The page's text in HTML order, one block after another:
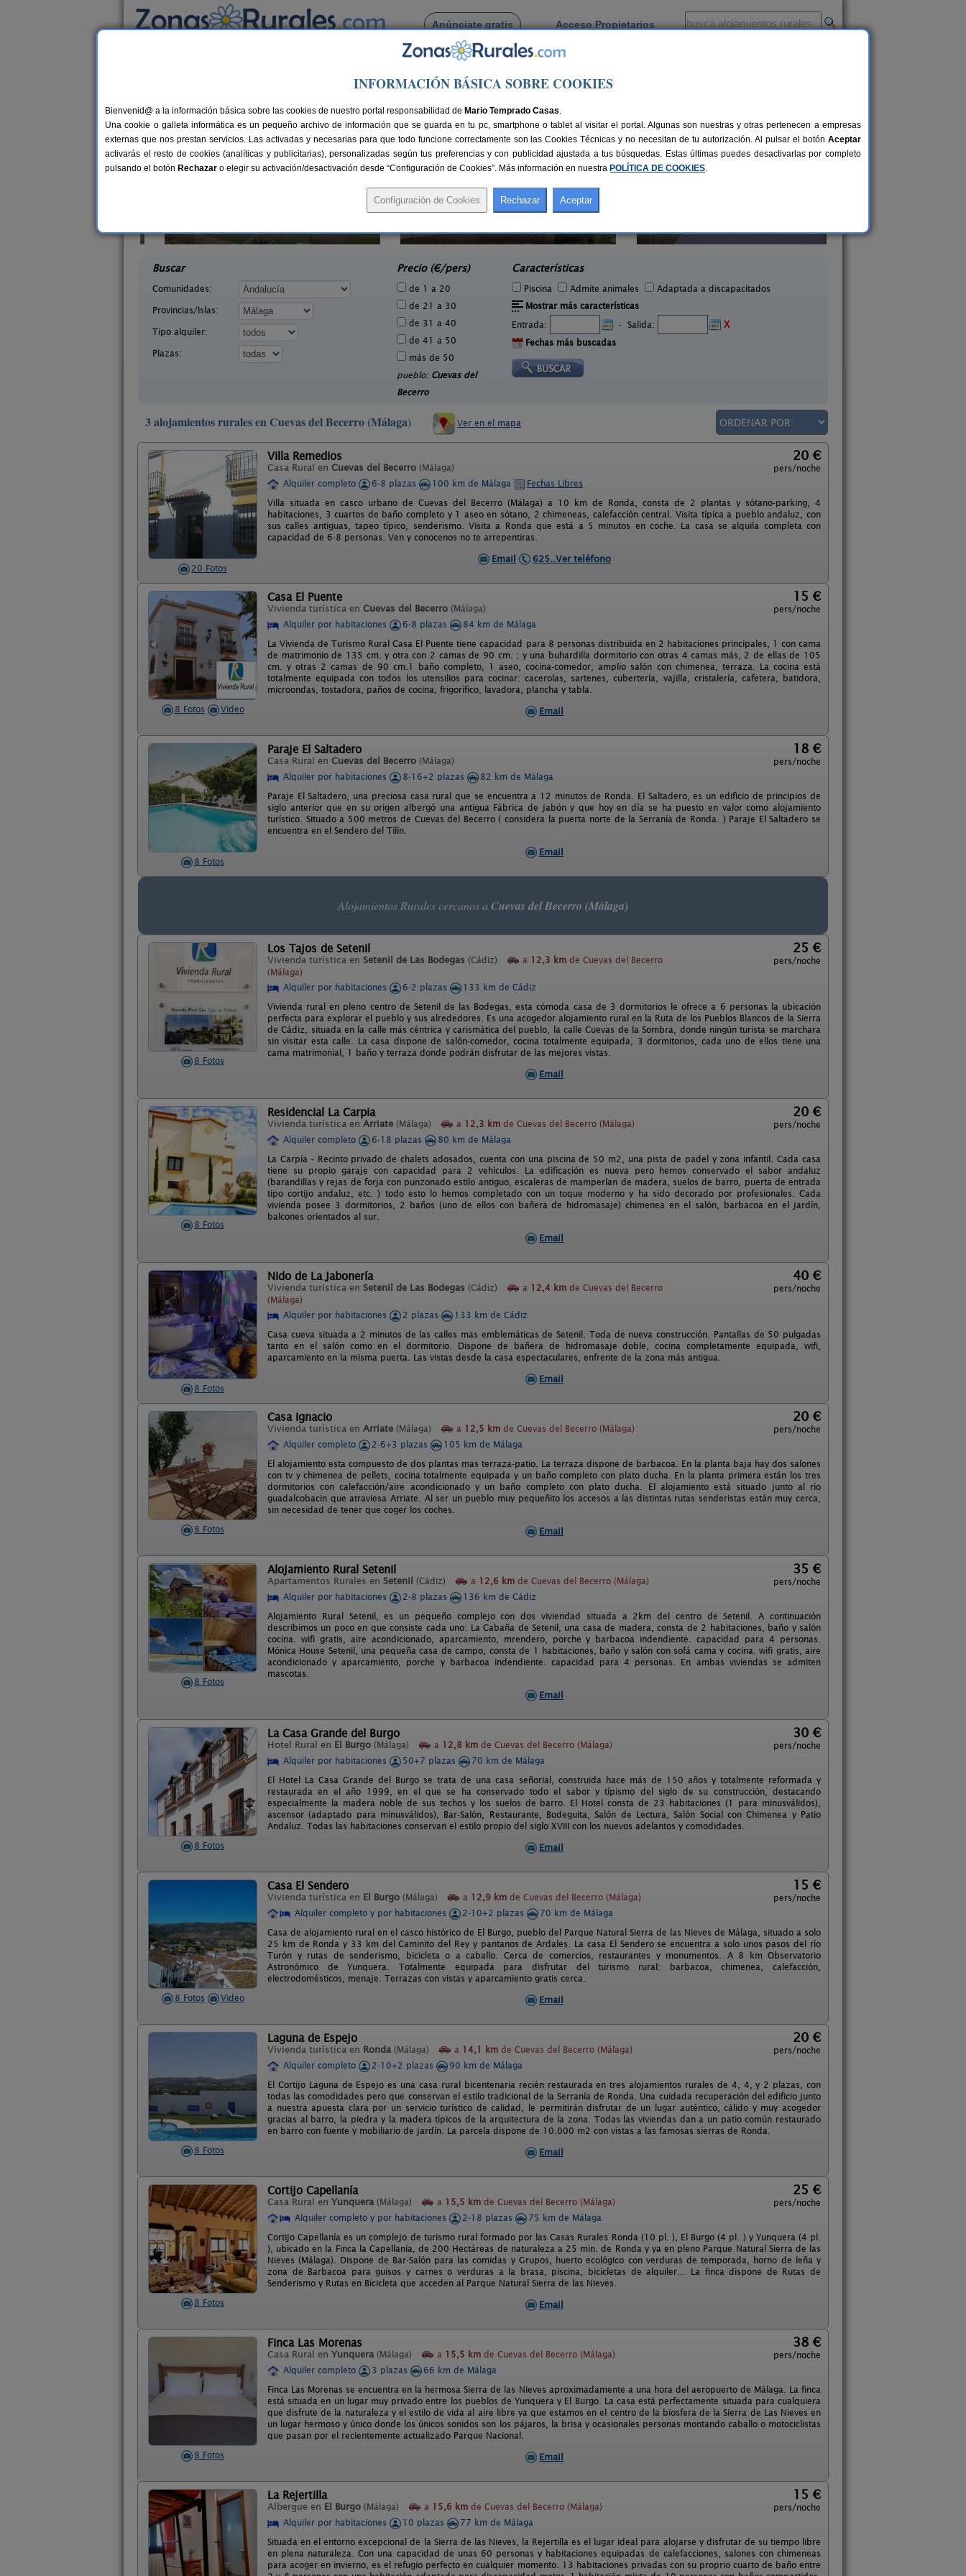
Anúnciate gratis Acceso Propietarios
Busca por pueblo
> Cuevas del Becerro
Casas Rurales en Cuevas del Becerro
Casa Algarrobo
Buscar
Comunidades:
Provincias/Islas:
Tipo alquiler:
Plazas:
Precio (€/pers)
de 1 a 20
de 21 a 30
de 31 a 40
de 41 a 50
más de 50
pueblo: Cuevas del
Becerro
Características
Piscina Admite animales
Adaptada a discapacitados
Mostrar más características
Entrada:
- Salida:
X
Fechas más buscadas
3 alojamientos rurales en Cuevas del Becerro (Málaga) Ver en el mapa
20 Fotos
Villa Remedios
Casa Rural en Cuevas del Becerro (Málaga)
20 €
pers/noche
Alquiler completo
6-8 plazas 100 km de Málaga
Fechas Libres
Villa situada en casco urbano de Cuevas del Becerro (Málaga) a 10 km de Ronda, consta de 2 plantas y sótano-parking, 4
habitaciones, 3 cuartos de baño completo y 1 aseo en sótano, 2 chimeneas, calefacción central. Visita típica a pueblo andaluz, con
sus calles antiguas, tapeo típico, senderismo. Visita a Ronda que está a 5 minutos en coche. La casa se alquila completa con
capacidad de 6-8 personas. Ven y conocenos no te arrepentiras.
Email
625..Ver teléfono
8 Fotos Video
Casa El Puente
Vivienda turística en Cuevas del Becerro (Málaga)
15 €
pers/noche
Alquiler por habitaciones
6-8 plazas
84 km de Málaga
La Vivienda de Turismo Rural Casa El Puente tiene capacidad para 8 personas distribuida en 2 habitaciones principales, 1 con cama
de matrimonio de 135 cm. y otra con 2 camas de 90 cm. ; y una buhardilla dormitorio con otras 4 camas más, 2 de ellas de 105
cm. y otras 2 camas de 90 cm.1 baño completo, 1 aseo, cocina-comedor, amplio salón con chimenea, terraza. La cocina está
totalmente equipada con todos los utensilios para cocinar: cacerolas, sartenes, cubertería, vajilla, cristalería, cafetera, batidora,
microondas, tostadora, paños de cocina, frigorífico, lavadora, plancha y tabla.
Email
8 Fotos
Paraje El Saltadero
Casa Rural en Cuevas del Becerro (Málaga)
18 €
pers/noche
Alquiler por habitaciones
8-16+2 plazas
82 km de Málaga
Paraje El Saltadero, una preciosa casa rural que se encuentra a 12 minutos de Ronda. El Saltadero, es un edificio de principios de
siglo anterior que en su origen albergó una antigua Fábrica de jabón y que hoy en día se ha puesto en valor como alojamiento
turístico. Situado a 500 metros de Cuevas del Becerro ( considera la puerta norte de la Serranía de Ronda. ) Paraje El Saltadero se
encuentra en el Sendero del Tilín.
Email
Alojamientos Rurales cercanos a Cuevas del Becerro (Málaga)
8 Fotos
Los Tajos de Setenil
Vivienda turística en Setenil de Las Bodegas (Cádiz) a 12,3 km de Cuevas del Becerro
(Málaga)
25 €
pers/noche
Alquiler por habitaciones 6-2 plazas
133 km de Cádiz
Vivienda rural en pleno centro de Setenil de las Bodegas, esta cómoda casa de 3 dormitorios le ofrece a 6 personas la ubicación
perfecta para explorar el pueblo y sus alrededores. Es una acogedor alojamiento rural en la Ruta de los Pueblos Blancos de la Sierra
de Cádiz, situada en la calle más céntrica y carismática del pueblo, la calle Cuevas de la Sombra, donde ningún turista se marchara
sin visitar esta calle. La casa dispone de salón-comedor, cocina totalmente equipada, 3 dormitorios, cada uno de ellos tiene una
cama matrimonial, 1 baño y terraza donde podrán disfrutar de las mejores vistas.
Email
8 Fotos
Residencial La Carpia
Vivienda turística en Arriate (Málaga) a 12,3 km de Cuevas del Becerro (Málaga)
20 €
pers/noche
Alquiler completo
6-18 plazas
80 km de Málaga
La Carpía - Recinto privado de chalets adosados, cuenta con una piscina de 50 m2, una pista de padel y zona infantil. Cada casa
tiene su propio garaje con capacidad para 2 vehículos. La edificación es nueva pero hemos conservado el sabor andaluz
(barandillas y rejas de forja con punzonado estilo antiguo, escaleras de mamperlan de madera, suelos de barro, puerta de entrada
tipo cortijo andaluz, etc. ) todo esto lo hemos completado con un toque moderno y ha sido decorado por profesionales. Cada
vivienda posee 3 dormitorios, 2 baños (uno de ellos con bañera de hidromasaje) chimenea en el salón, barbacoa en el jardín,
balcones orientados al sur.
Email
8 Fotos
Nido de La Jabonería
Vivienda turística en Setenil de Las Bodegas (Cádiz) a 12,4 km de Cuevas del Becerro
(Málaga)
40 €
pers/noche
Alquiler por habitaciones 2 plazas
133 km de Cádiz
Casa cueva situada a 2 minutos de las calles mas emblemáticas de Setenil. Toda de nueva construcción. Pantallas de 50 pulgadas
tanto en el salón como en el dormitorio. Dispone de bañera de hidromasaje doble, cocina completamente equipada, wifi,
aparcamiento en la misma puerta. Las vistas desde la casa espectaculares, enfrente de la zona más antigua.
Email
8 Fotos
Casa Ignacio
Vivienda turística en Arriate (Málaga) a 12,5 km de Cuevas del Becerro (Málaga)
20 €
pers/noche
Alquiler completo
2-6+3 plazas
105 km de Málaga
El alojamiento esta compuesto de dos plantas mas terraza-patio. La terraza dispone de barbacoa. En la planta baja hay dos salones
con tv y chimenea de pellets, cocina totalmente equipada y un baño completo con plato ducha. En la planta primera están los tres
dormitorios con calefacción/aire acondicionado y un baño completo con plato ducha. El alojamiento está situado junto al río
guadalcobacin que atraviesa Arriate. Al ser un pueblo muy pequeñito los accesos a las distintas rutas senderistas están muy cerca,
sin necesidad de tener que coger los coches.
Email
8 Fotos
Alojamiento Rural Setenil
Apartamentos Rurales en Setenil (Cádiz) a 12,6 km de Cuevas del Becerro (Málaga)
35 €
pers/noche
Alquiler por habitaciones
2-8 plazas
136 km de Cádiz
Alojamiento Rural Setenil, es un pequeño complejo con dos viviendad situada a 2km del centro de Setenil. A continuación
describimos un poco en que consiste cada uno: La Cabaña de Setenil, una casa de madera, consta de 2 habitaciones, baño y salón
cocina. wifi gratis, aire acondicionado, aparcamiento, mrendero, porche y barbacoa indendiente. capacidad para 4 personas.
Mónica House Setenil, una pequeña casa de campo, consta de 1 habitaciones, baño y salón con sofá cama y cocina. wifi gratis, aire
acondicionado y aparcamiento, porche y barbacoa indendiente. capacidad para 4 personas. En ambas viviendas se admiten
mascotas.
Email
8 Fotos
La Casa Grande del Burgo
Hotel Rural en El Burgo (Málaga) a 12,8 km de Cuevas del Becerro (Málaga)
30 €
pers/noche
Alquiler por habitaciones
50+7 plazas
70 km de Málaga
El Hotel La Casa Grande del Burgo se trata de una casa señorial, construida hace más de 150 años y totalmente reformada y
restaurada en el año 1999, en el que se ha conservado todo el sabor y típismo del siglo de su construcción, destacando
especialmente la madera noble de sus techos y los suelos de barro. El Hotel consta de 23 habitaciones (1 para minusválidos),
ascensor (adaptado para minusválidos), Bar-Salón, Restaurante, Bodeguita, Salón de Lectura, Salón Social con Chimenea y Patio
Andaluz. Todas las habitaciones conservan el estilo propio del siglo XVIII con los nuevos adelantos y comodidades.
Email
8 Fotos Video
Casa El Sendero
Vivienda turística en El Burgo (Málaga) a 12,9 km de Cuevas del Becerro (Málaga)
15 €
pers/noche
Alquiler completo y por habitaciones
2-10+2 plazas
70 km de Málaga
Casa de alojamiento rural en el casco histórico de El Burgo, pueblo del Parque Natural Sierra de las Nieves de Málaga, situado a solo
25 km de Ronda y 33 km del Caminito del Rey y pantanos de Ardales. La casa El Sendero se encuentra a solo unos pasos del río
Turón y rutas de senderismo, bicicleta o a caballo. Cerca de comercios, restaurantes y monumentos. A 8 km Observatorio
Astronómico de Yunquera. Totalmente equipada para disfrutar del turismo rural: barbacoa, chimenea, calefacción,
electrodomésticos, menaje. Terrazas con vistas y aparcamiento gratis cerca.
Email
8 Fotos
Laguna de Espejo
Vivienda turística en Ronda (Málaga) a 14,1 km de Cuevas del Becerro (Málaga)
20 €
pers/noche
Alquiler completo
2-10+2 plazas
90 km de Málaga
El Cortijo Laguna de Espejo es una casa rural bicentenaria recién restaurada en tres alojamientos rurales de 4, 4, y 2 plazas, con
todas las comodidades pero que conservan el estilo tradicional de la Serranía de Ronda. Una cuidada recuperación del edificio junto
a nuestra apuesta clara por un servicio turístico de calidad, le permitirán disfrutar de un lugar auténtico, cálido y muy acogedor
gracias al barro, la piedra y la madera típicos de la arquitectura de la zona. Todas las viviendas dan a un patio común restaurado
en barro con fuente y mobiliario de jardín. La parcela dispone de 10.000 m2 con vistas a las famosas sierras de Ronda.
Email
8 Fotos
Cortijo Capellanía
Casa Rural en Yunquera (Málaga) a 15,5 km de Cuevas del Becerro (Málaga)
25 €
pers/noche
Alquiler completo y por habitaciones
2-18 plazas
75 km de Málaga
Cortijo Capellanía es un complejo de turismo rural formado por las Casas Rurales Ronda (10 pl. ), El Burgo (4 pl. ) y Yunquera (4 pl.
), ubicado en la Finca la Capellanía, de 200 Hectáreas de naturaleza a 25 min. de Ronda y ya en pleno Parque Natural Sierra de las
Nieves (Málaga). Dispone de Bar-Salón para las comidas y Grupos, huerto ecológico con verduras de temporada, horno de leña y
zona de Barbacoa para guisos y carnes o verduras a la brasa, piscina, bicicletas de alquiler... La finca dispone de Rutas de
Senderismo y Rutas en Bicicleta que acceden al Parque Natural Sierra de las Nieves.
Email
8 Fotos
Finca Las Morenas
Casa Rural en Yunquera (Málaga) a 15,5 km de Cuevas del Becerro (Málaga)
38 €
pers/noche
Alquiler completo
3 plazas
66 km de Málaga
Finca Las Morenas se encuentra en la hermosa Sierra de las Nieves aproximadamente a una hora del aeropuerto de Málaga. La finca
está situada en un lugar muy privado entre los pueblos de Yunquera y El Burgo. La casa está perfectamente situada para cualquiera
que disfrute de la naturaleza y el estilo de vida al aire libre ya que estamos en el centro de la biosfera de la Sierra de Las Nieves en
un lugar hermoso y único donde los únicos sonidos son los pájaros, la brisa y ocasionales personas montando caballo o motociclistas
que pasan por el recientemente actualizado Parque Nacional.
Email
La Rejertilla
Albergue en El Burgo (Málaga) a 15,6 km de Cuevas del Becerro (Málaga)
15 €
pers/noche
Alquiler por habitaciones
10 plazas
77 km de Málaga
Situada en el entorno excepcional de la Sierra de las Nieves, la Rejertilla es el lugar ideal para alojarse y disfrutar de su tiempo libre
en plena naturaleza. Con una capacidad de unas 60 personas y habitaciones equipadas de calefacciones, salones con chimeneas
para acoger en invierno, es el refugio perfecto en cualquier momento. 13 habitaciones privadas con su proprio cuarto de baño entre
INFORMACIÓN BÁSICA SOBRE COOKIES
Bienvenid@ a la información básica sobre las cookies de nuestro portal responsabilidad de Mario Temprado Casas.
Una cookie o galleta informática es un pequeño archivo de información que se guarda en tu pc, smartphone o tablet al visitar el portal. Algunas son nuestras y otras pertenecen a empresas
externas que nos prestan servicios. Las activadas y necesarias para que todo funcione correctamente son las Cookies Técnicas y no necesitan de tu autorización. Al pulsar el botón Aceptar
activarás el resto de cookies (analíticas y publicitarias), personalizadas según tus preferencias y con publicidad ajustada a tus búsquedas. Estas últimas puedes desactivarlas por completo
pulsando el botón Rechazar o elegir su activación/desactivación desde “Configuración de Cookies”. Más información en nuestra POLÍTICA DE COOKIES.